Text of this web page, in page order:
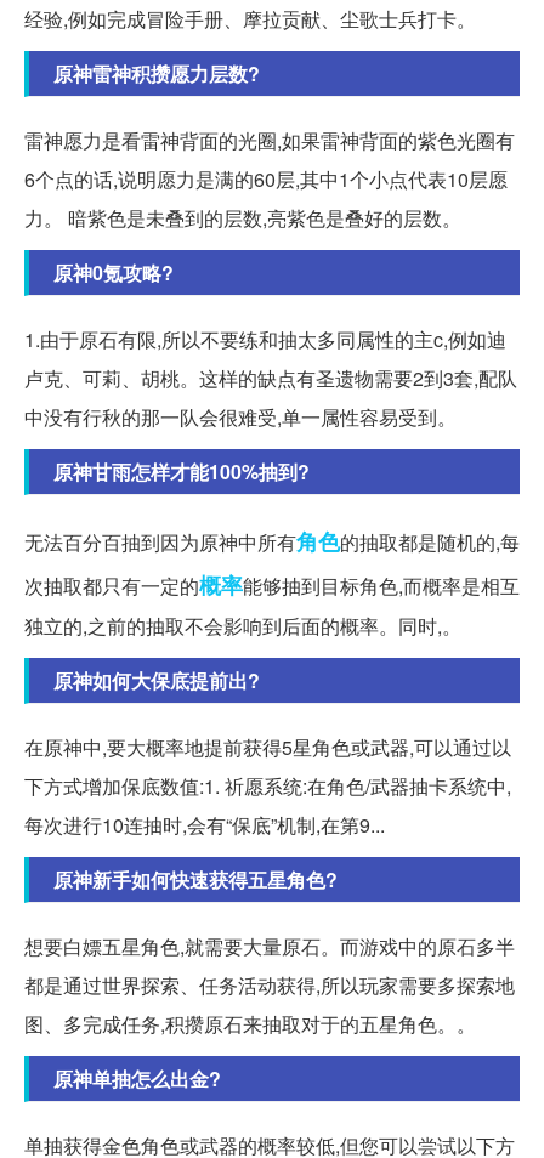
经验,例如完成冒险手册、摩拉贡献、尘歌士兵打卡。
原神雷神积攒愿力层数?
雷神愿力是看雷神背面的光圈,如果雷神背面的紫色光圈有
6个点的话,说明愿力是满的60层,其中1个小点代表10层愿
力。 暗紫色是未叠到的层数,亮紫色是叠好的层数。
原神0氪攻略?
1.由于原石有限,所以不要练和抽太多同属性的主c,例如迪
卢克、可莉、胡桃。这样的缺点有圣遗物需要2到3套,配队
中没有行秋的那一队会很难受,单一属性容易受到。
原神甘雨怎样才能100%抽到?
无法百分百抽到因为原神中所有角色的抽取都是随机的,每
次抽取都只有一定的概率能够抽到目标角色,而概率是相互
独立的,之前的抽取不会影响到后面的概率。同时,。
原神如何大保底提前出?
在原神中,要大概率地提前获得5星角色或武器,可以通过以
下方式增加保底数值:1. 祈愿系统:在角色/武器抽卡系统中,
每次进行10连抽时,会有“保底”机制,在第9...
原神新手如何快速获得五星角色?
想要白嫖五星角色,就需要大量原石。而游戏中的原石多半
都是通过世界探索、任务活动获得,所以玩家需要多探索地
图、多完成任务,积攒原石来抽取对于的五星角色。。
原神单抽怎么出金?
单抽获得金色角色或武器的概率较低,但您可以尝试以下方